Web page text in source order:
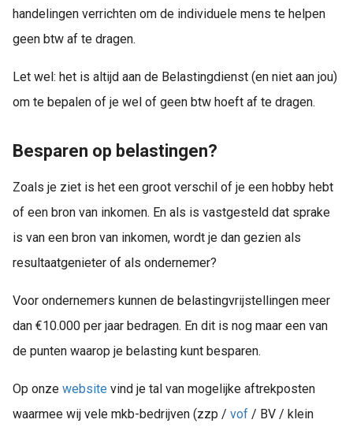
handelingen verrichten om de individuele mens te helpen
geen btw af te dragen.
Let wel: het is altijd aan de Belastingdienst (en niet aan jou)
om te bepalen of je wel of geen btw hoeft af te dragen.
Besparen op belastingen?
Zoals je ziet is het een groot verschil of je een hobby hebt
of een bron van inkomen. En als is vastgesteld dat sprake
is van een bron van inkomen, wordt je dan gezien als
resultaatgenieter of als ondernemer?
Voor ondernemers kunnen de belastingvrijstellingen meer
dan €10.000 per jaar bedragen. En dit is nog maar een van
de punten waarop je belasting kunt besparen.
Op onze website vind je tal van mogelijke aftrekposten
waarmee wij vele mkb-bedrijven (zzp / vof / BV / klein